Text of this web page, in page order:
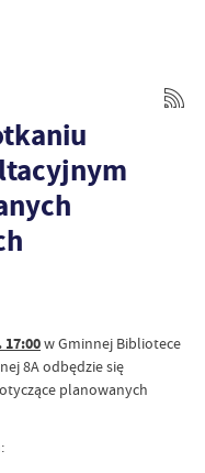
17:00w Gminnej Bibliotece
8A odbędzie się
planowanych